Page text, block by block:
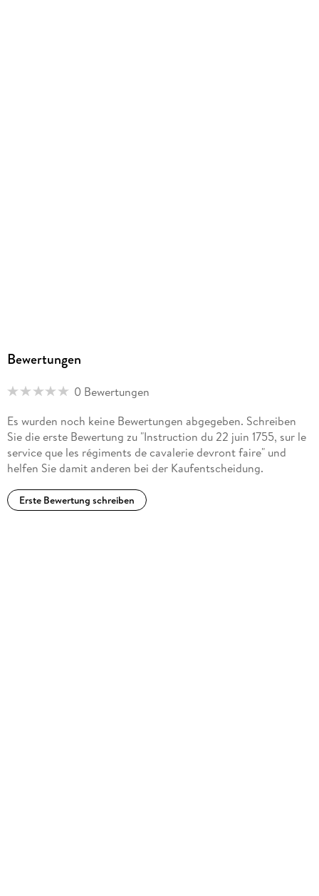
Bewertungen
0 Bewertungen
Es wurden noch keine Bewertungen abgegeben. Schreiben
Sie die erste Bewertung zu "Instruction du 22 juin 1755, sur le
service que les régiments de cavalerie devront faire" und
helfen Sie damit anderen bei der Kaufentscheidung.
Erste Bewertung schreiben